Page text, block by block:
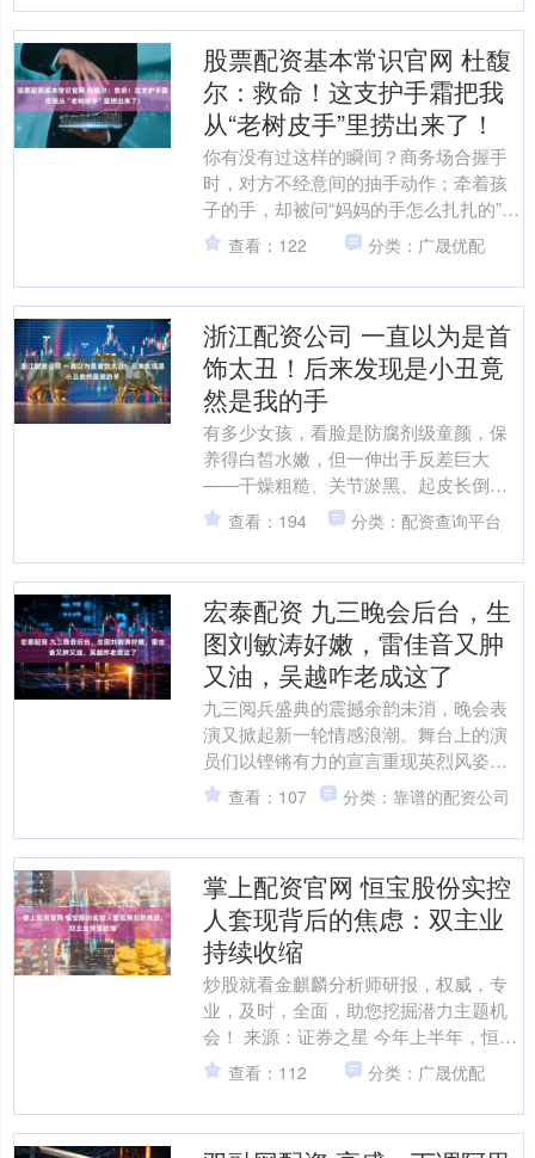
股票配资基本常识官网 杜馥
尔：救命！这支护手霜把我
从“老树皮手”里捞出来了！
你有没有过这样的瞬间？商务场合握手
时，对方不经意间的抽手动作；牵着孩
子的手，却被问“妈妈的手怎么扎扎的”；
涂指甲油时，粗糙的甲缘让色彩都失了
精致……当双手不再柔....
查看：122 分类：广晟优配
浙江配资公司 一直以为是首
饰太丑！后来发现是小丑竟
然是我的手
有多少女孩，看脸是防腐剂级童颜，保
养得白皙水嫩，但一伸出手反差巨大
——干燥粗糙、关节淤黑、起皮长倒
刺……超显年龄感！ 脸上人人都知道下
功夫，但拉开整体差距的反而....
查看：194 分类：配资查询平台
宏泰配资 九三晚会后台，生
图刘敏涛好嫩，雷佳音又肿
又油，吴越咋老成这了
九三阅兵盛典的震撼余韵未消，晚会表
演又掀起新一轮情感浪潮。舞台上的演
员们以铿锵有力的宣言重现英烈风姿，
令人肃然起敬。然而后台的真实状态却
呈现出截然不同的生动图景....
查看：107 分类：靠谱的配资公司
掌上配资官网 恒宝股份实控
人套现背后的焦虑：双主业
持续收缩
炒股就看金麒麟分析师研报，权威，专
业，及时，全面，助您挖掘潜力主题机
会！ 来源：证券之星 今年上半年，恒宝
股份（维权）（002104.SZ）业绩持续承
压，陷入营....
查看：112 分类：广晟优配